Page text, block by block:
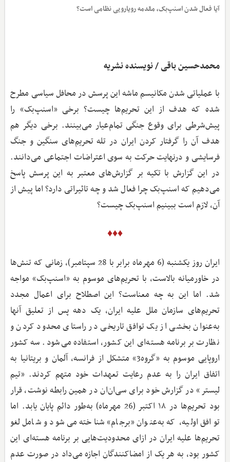
آیا فعال شدن اسنپ‌بک، مقدمه رویارویی نظامی است؟
محمدحسین باقی / نویسنده نشریه
با عملیاتی شدن مکانیسم ماشه این پرسش در محافل سیاسی مطرح
شده که هدف از این تحریم‌ها چیست؟ برخی «اسنپ‌بک» را
پیش‌شرطی برای وقوع جنگی تمام‌عیار می‌بینند. برخی دیگر هم
هدف آن را گرفتار کردن ایران در تله تحریم‌های سنگین و جنگ
فرسایشی و درنهایت حرکت به سوی اعتراضات اجتماعی می‌دانند.
در این گزارش با تکیه بر گزارش‌های معتبر به این پرسش پاسخ
می‌دهیم که اسنپ‌بک چرا فعال شد و چه تاثیراتی دارد؟ اما پیش از
آن، لازم است ببینیم اسنپ‌بک چیست؟
♦♦♦
ایران روز یکشنبه (6 مهرماه برابر با 28 سپتامبر)، زمانی که تنش‌ها
در خاورمیانه بالاست، با تحریم‌های موسوم به «اسنپ‌بک» مواجه
شد. اما این به چه معناست؟ این اصطلاح برای اعمال مجدد
تحریم‌های سازمان ملل علیه ایران، یک دهه پس از تعلیق آنها
به‌عنوان بخشی از یک توافق تاریخی در راستای محدود کردن و
نظارت بر برنامه هسته‌ای این کشور، استفاده می‌شود. سه کشور
اروپایی موسوم به «گروه3» متشکل از فرانسه، آلمان و بریتانیا به
اتفاق ایران را به عدم رعایت تعهدات خود متهم کردند. «تیم
لیستر» در گزارش خود برای سی‌ان‌ان در همین رابطه نوشت، قرار
بود تحریم‌ها در ۱۸ اکتبر (26 مهرماه) به‌طور دائم پایان یابد. اما
توافق اولیه، که به‌عنوان «برجام» شناخته می‌شود و شامل لغو
تحریم‌ها علیه ایران در ازای محدودیت‌هایی بر برنامه هسته‌ای این
کشور بود، به هر یک از امضاکنندگان اجازه می‌داد در صورت عدم